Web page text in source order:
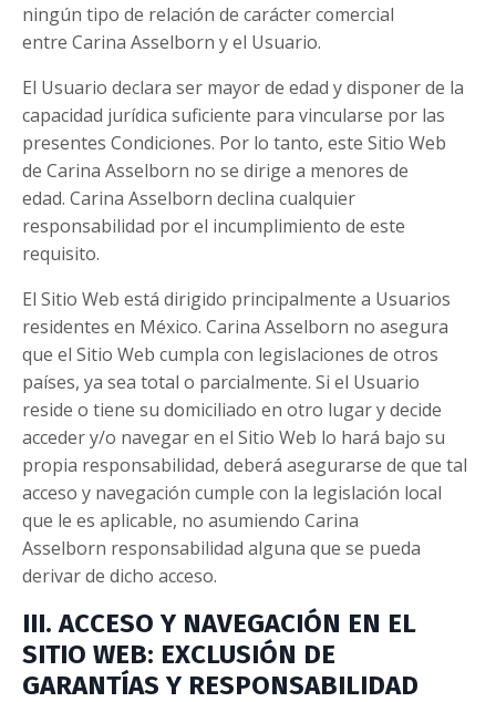
ningún tipo de relación de carácter comercial
entre Carina Asselborn y el Usuario.
El Usuario declara ser mayor de edad y disponer de la
capacidad jurídica suficiente para vincularse por las
presentes Condiciones. Por lo tanto, este Sitio Web
de Carina Asselborn no se dirige a menores de
edad. Carina Asselborn declina cualquier
responsabilidad por el incumplimiento de este
requisito.
El Sitio Web está dirigido principalmente a Usuarios
residentes en México. Carina Asselborn no asegura
que el Sitio Web cumpla con legislaciones de otros
países, ya sea total o parcialmente. Si el Usuario
reside o tiene su domiciliado en otro lugar y decide
acceder y/o navegar en el Sitio Web lo hará bajo su
propia responsabilidad, deberá asegurarse de que tal
acceso y navegación cumple con la legislación local
que le es aplicable, no asumiendo Carina
Asselborn responsabilidad alguna que se pueda
derivar de dicho acceso.
III. ACCESO Y NAVEGACIÓN EN EL
SITIO WEB: EXCLUSIÓN DE
GARANTÍAS Y RESPONSABILIDAD